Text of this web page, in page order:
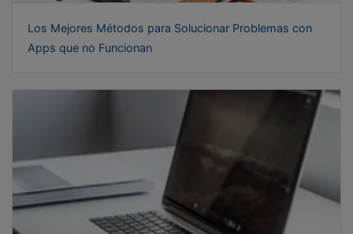
Los Mejores Métodos para Solucionar Problemas con
Apps que no Funcionan